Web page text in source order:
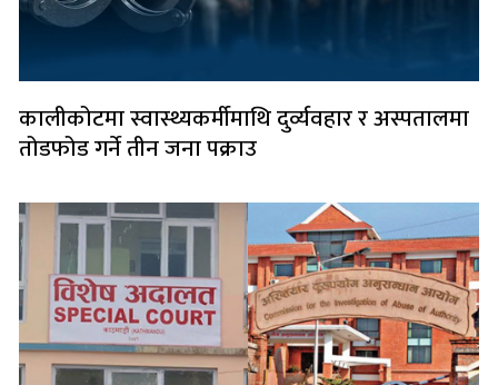
कालीकोटमा स्वास्थ्यकर्मीमाथि दुर्व्यवहार र अस्पतालमा
तोडफोड गर्ने तीन जना पक्राउ